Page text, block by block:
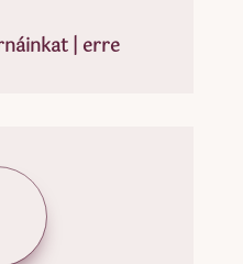
| erre